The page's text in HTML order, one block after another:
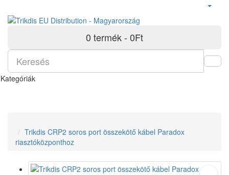
0 termék - 0Ft
Kategóriák
Trikdis CRP2 soros port összekötő kábel Paradox
riasztóközponthoz